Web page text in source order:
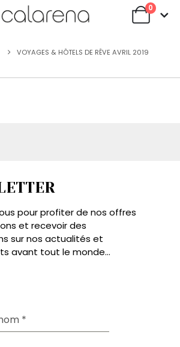
0
VOYAGES & HÔTELS DE RÊVE AVRIL 2019
pour profiter de nos offres
et recevoir des
sur nos actualités et
avant tout le monde...
*